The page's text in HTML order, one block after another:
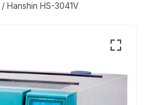
/ Hanshin HS-3041V